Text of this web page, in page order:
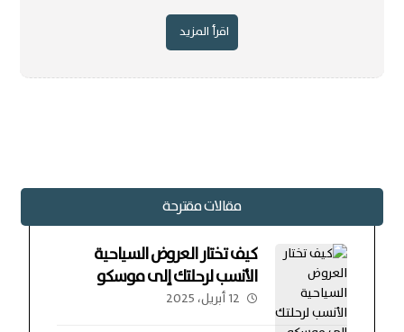
اقرأ المزيد
مقالات مقترحة
كيف تختار العروض السياحية
الأنسب لرحلتك إلى موسكو
12 أبريل، 2025